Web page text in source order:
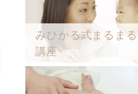
みひかる式まるま
講座